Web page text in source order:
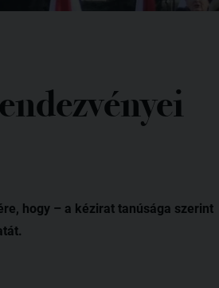
hogy – a kézirat tanúsága szerint